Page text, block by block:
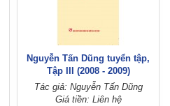
Nguyễn Tấn Dũng tuyển tập,
Tập III (2008 - 2009)
Tác giả: Nguyễn Tấn Dũng
Giá tiền: Liên hệ